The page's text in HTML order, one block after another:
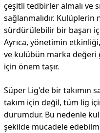
çeşitli tedbirler almalı ve
sağlanmalıdır. Kulüplerin
sürdürülebilir bir başarı
Ayrıca, yönetimin
ve kulübün marka değeri
için önem taşır.
Süper Lig'de bir takımın
takım için değil, tüm lig
durumdur. Bu nedenle
şekilde mücadele